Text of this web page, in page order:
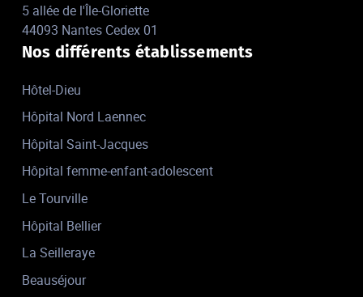
5 allée de l'Île-Gloriette
44093 Nantes Cedex 01
Nos différents établissements
Hôtel-Dieu
Hôpital Nord Laennec
Hôpital Saint-Jacques
Hôpital femme-enfant-adolescent
Le Tourville
Hôpital Bellier
La Seilleraye
Beauséjour